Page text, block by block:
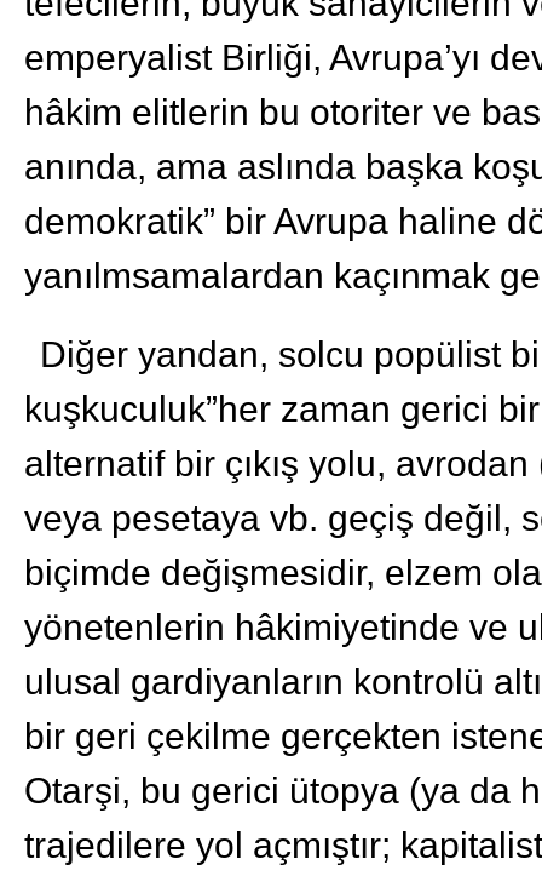
emperyalist Birliği, Avrupa’yı
hâkim elitlerin bu otoriter ve
anında, ama aslında başka
demokratik” bir Avrupa haline
yanılmsamalardan kaçınmak
Diğer yandan, solcu popülist
kuşkuculuk”her zaman gerici
alternatif bir çıkış yolu,
veya pesetaya vb. geçiş değil,
biçimde değişmesidir, elzem
yönetenlerin hâkimiyetinde ve
ulusal gardiyanların kontrolü
bir geri çekilme gerçekten
Otarşi, bu gerici ütopya (ya da
trajedilere yol açmıştır;